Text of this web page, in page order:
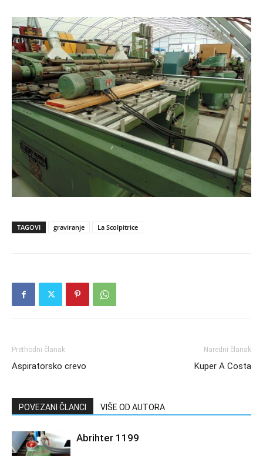
TAGOVI graviranje La Scolpitrice
Prethodni članak
Aspiratorsko crevo
Naredni članak
Kuper A Costa
POVEZANI ČLANCI VIŠE OD AUTORA
Abrihter 1199